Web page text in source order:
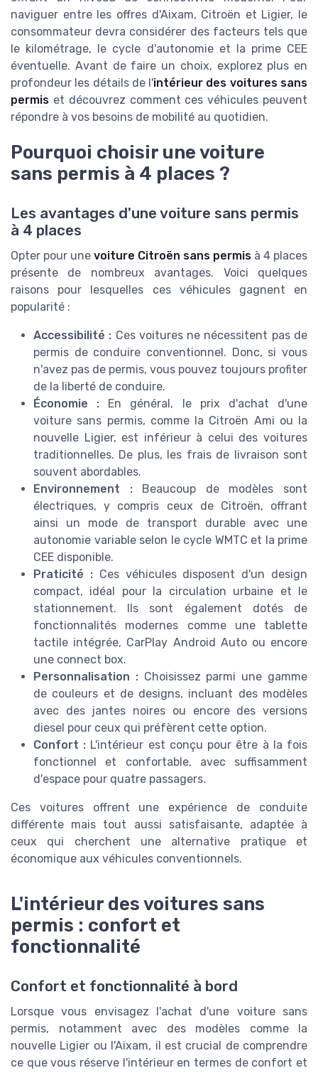
naviguer entre les offres d'Aixam, Citroën et Ligier, le
consommateur devra considérer des facteurs tels que
le kilométrage, le cycle d'autonomie et la prime CEE
éventuelle. Avant de faire un choix, explorez plus en
profondeur les détails de l'intérieur des voitures sans
permis et découvrez comment ces véhicules peuvent
répondre à vos besoins de mobilité au quotidien.
Pourquoi choisir une voiture
sans permis à 4 places ?
Les avantages d'une voiture sans permis
à 4 places
Opter pour une voiture Citroën sans permis à 4 places
présente de nombreux avantages. Voici quelques
raisons pour lesquelles ces véhicules gagnent en
popularité :
Accessibilité : Ces voitures ne nécessitent pas de
permis de conduire conventionnel. Donc, si vous
n'avez pas de permis, vous pouvez toujours profiter
de la liberté de conduire.
Économie : En général, le prix d'achat d'une
voiture sans permis, comme la Citroën Ami ou la
nouvelle Ligier, est inférieur à celui des voitures
traditionnelles. De plus, les frais de livraison sont
souvent abordables.
Environnement :Beaucoup de modèles sont
électriques, y compris ceux de Citroën, offrant
ainsi un mode de transport durable avec une
autonomie variable selon le cycle WMTC et la prime
CEE disponible.
Praticité :Ces véhicules disposent d'un design
compact, idéal pour la circulation urbaine et le
stationnement. Ils sont également dotés de
fonctionnalités modernes comme une tablette
tactile intégrée, CarPlay Android Auto ou encore
une connect box.
Personnalisation :Choisissez parmi une gamme
de couleurs et de designs, incluant des modèles
avec des jantes noires ou encore des versions
diesel pour ceux qui préfèrent cette option.
Confort : L'intérieur est conçu pour être à la fois
fonctionnel et confortable, avec suffisamment
d'espace pour quatre passagers.
Ces voitures offrent une expérience de conduite
différente mais tout aussi satisfaisante, adaptée à
ceux qui cherchent une alternative pratique et
économique aux véhicules conventionnels.
L'intérieur des voitures sans
permis : confort et
fonctionnalité
Confort et fonctionnalité à bord
Lorsque vous envisagez l'achat d'une voiture sans
permis, notamment avec des modèles comme la
nouvelle Ligier ou l'Aixam, il est crucial de comprendre
ce que vous réserve l'intérieur en termes de confort et